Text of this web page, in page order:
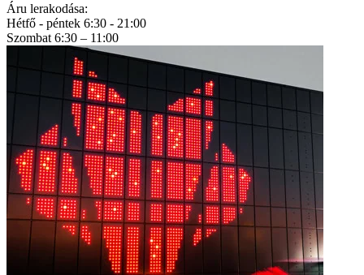
Áru lerakodása:
Hétfő - péntek 6:30 - 21:00
Szombat 6:30 – 11:00